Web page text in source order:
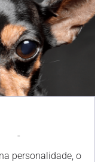
-
personalidade, o